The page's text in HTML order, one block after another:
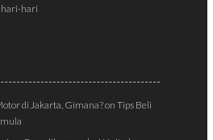
hari
di Jakarta, Gimana?onTips Beli